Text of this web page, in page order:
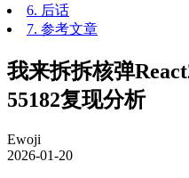
6. 后话
7. 参考文章
我来拆拆核弹
55182复现分析
Ewoji
2026-01-20